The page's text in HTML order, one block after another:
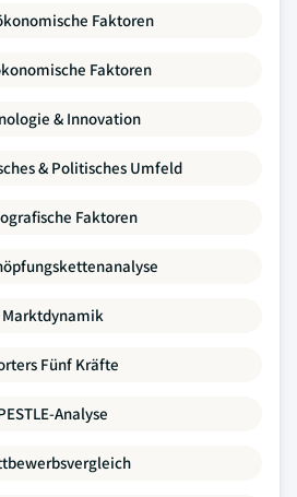
Faktoren
Faktoren
& Innovation
& Politisches Umfeld
Faktoren
Marktdynamik
Fünf Kräfte
Analyse